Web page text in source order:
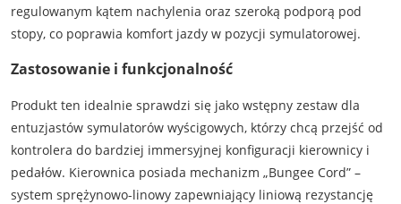
regulowanym kątem nachylenia oraz szeroką podporą pod
stopy, co poprawia komfort jazdy w pozycji symulatorowej.
Zastosowanie i funkcjonalność
Produkt ten idealnie sprawdzi się jako wstępny zestaw dla
entuzjastów symulatorów wyścigowych, którzy chcą przejść od
kontrolera do bardziej immersyjnej konfiguracji kierownicy i
pedałów. Kierownica posiada mechanizm „Bungee Cord” –
system sprężynowo-linowy zapewniający liniową rezystancję